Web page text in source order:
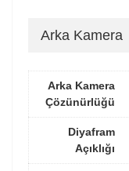
Arka Kamera
Arka Kamera
Çözünürlüğü
Diyafram
Açıklığı